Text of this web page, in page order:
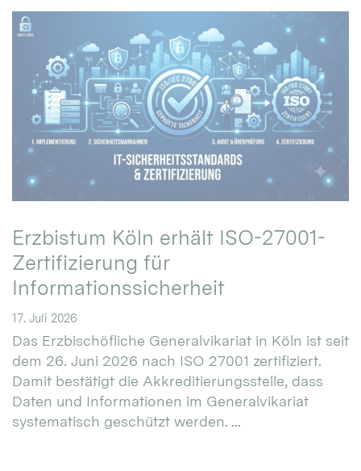
Erzbistum Köln erhält ISO-27001-
Zertifizierung für
Informationssicherheit
17. Juli 2026
Das Erzbischöfliche Generalvikariat in Köln ist seit
dem 26. Juni 2026 nach ISO 27001 zertifiziert.
Damit bestätigt die Akkreditierungsstelle, dass
Daten und Informationen im Generalvikariat
systematisch geschützt werden. ...